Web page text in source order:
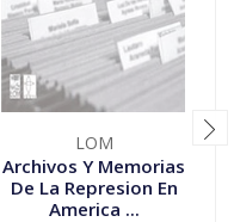
LOM
Archivos Y Memorias
De La Represion En
America ...